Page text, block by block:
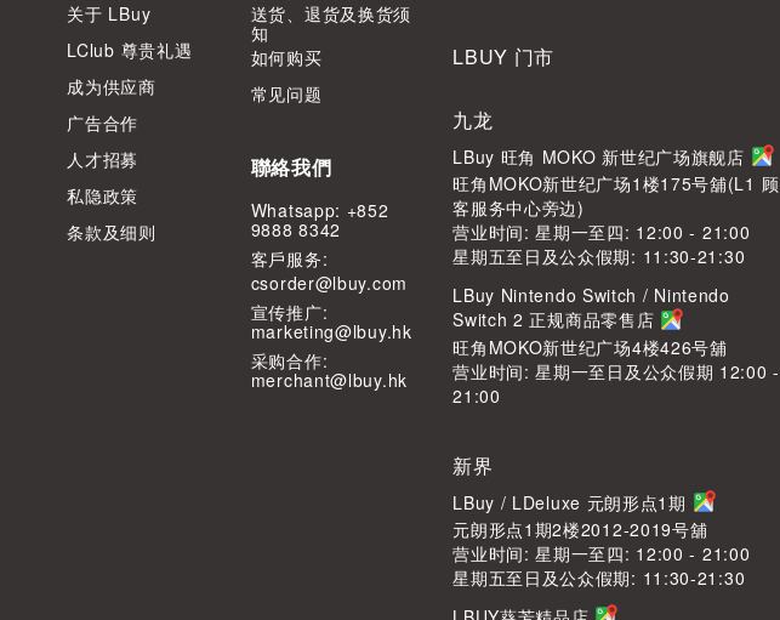
关于 LBuy
LClub 尊贵礼遇
成为供应商
广告合作
人才招募
私隐政策
条款及细则
送货、退货及换货须
知
如何购买
常见问题
聯絡我們
Whatsapp: +852
9888 8342
客⼾服务:
csorder@lbuy.com
宣传推广:
marketing@lbuy.hk
采购合作:
merchant@lbuy.hk
LBUY 门市
九龙
LBuy 旺角 MOKO 新世纪广场旗舰店
旺角MOKO新世纪广场1楼175号舖(L1 顾
客服务中心旁边)
营业时间: 星期一至四: 12:00 - 21:00
星期五至日及公众假期: 11:30-21:30
LBuy Nintendo Switch / Nintendo
Switch 2 正规商品零售店
旺角MOKO新世纪广场4楼426号舖
营业时间: 星期一至日及公众假期 12:00 -
21:00
新界
LBuy / LDeluxe 元朗形点1期
元朗形点1期2楼2012-2019号舖
营业时间: 星期一至四: 12:00 - 21:00
星期五至日及公众假期: 11:30-21:30